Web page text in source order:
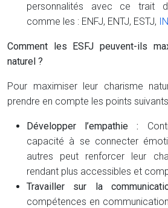
personnalités avec ce trait
comme les : ENFJ, ENTJ, ESTJ,
Comment les ESFJ peuvent-ils
naturel ?
Pour maximiser leur charisme
prendre en compte les points
Développer l’empathie :
capacité à se connecter
autres peut renforcer leur
rendant plus accessibles et
Travailler sur la
compétences en